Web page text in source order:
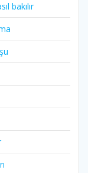
bakılır